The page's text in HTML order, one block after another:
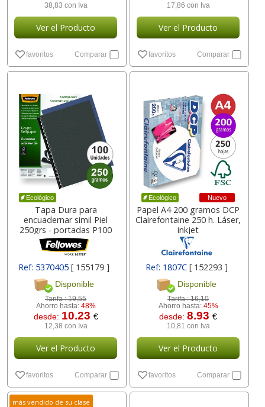
38,83 con Iva
Ver el Producto
favoritos Comparar
17,86 con Iva
Ver el Producto
favoritos Comparar
Ecológico
Tapa Dura para
encuadernar simil Piel
250grs - portadas P100
Ref: 5370405[ 155179 ]
Disponible
Tarifa :19,55
Ahorro hasta: 48%
desde: 10.23 €
12,38 con Iva
Ver el Producto
favoritos Comparar
Ecológico Nuevo
Papel A4 200 gramos DCP
Clairefontaine 250 h. Láser,
inkjet
Ref: 1807C [ 152293 ]
Disponible
Tarifa :16,10
Ahorro hasta: 45%
desde:8.93€
10,81 con Iva
Ver el Producto
favoritos Comparar
más vendido de su clase